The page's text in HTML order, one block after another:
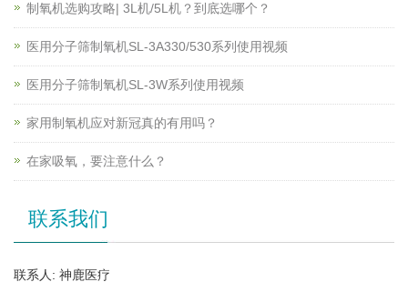
制氧机选购攻略| 3L机/5L机？到底选哪个？
医用分子筛制氧机SL-3A330/530系列使用视频
医用分子筛制氧机SL-3W系列使用视频
家用制氧机应对新冠真的有用吗？
在家吸氧，要注意什么？
联系我们
联系人: 神鹿医疗